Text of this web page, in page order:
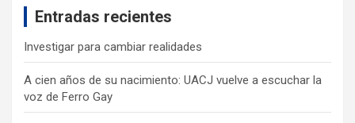
Entradas recientes
Investigar para cambiar realidades
A cien años de su nacimiento: UACJ vuelve a escuchar la
voz de Ferro Gay